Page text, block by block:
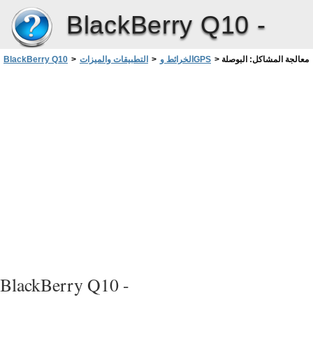
BlackBerry Q10 -
BlackBerry Q10 > التطبيقات والميزات > الخرائط وGPS > معالجة المشاكل: البوصلة
BlackBerry Q10 -